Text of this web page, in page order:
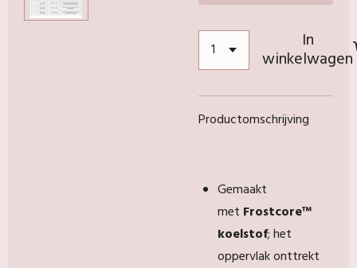
In
winkelwagen
Productomschrijving
Gemaakt
met Frostcore™
koelstof; het
oppervlak onttrekt